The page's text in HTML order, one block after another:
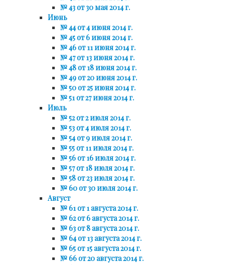
№ 43 от 30 мая 2014 г.
Июнь
№ 44 от 4 июня 2014 г.
№ 45 от 6 июня 2014 г.
№ 46 от 11 июня 2014 г.
№ 47 от 13 июня 2014 г.
№ 48 от 18 июня 2014 г.
№ 49 от 20 июня 2014 г.
№ 50 от 25 июня 2014 г.
№ 51 от 27 июня 2014 г.
Июль
№ 52 от 2 июля 2014 г.
№ 53 от 4 июля 2014 г.
№ 54 от 9 июля 2014 г.
№ 55 от 11 июля 2014 г.
№ 56 от 16 июля 2014 г.
№ 57 от 18 июля 2014 г.
№ 58 от 23 июля 2014 г.
№ 60 от 30 июля 2014 г.
Август
№ 61 от 1 августа 2014 г.
№ 62 от 6 августа 2014 г.
№ 63 от 8 августа 2014 г.
№ 64 от 13 августа 2014 г.
№ 65 от 15 августа 2014 г.
№ 66 от 20 августа 2014 г.